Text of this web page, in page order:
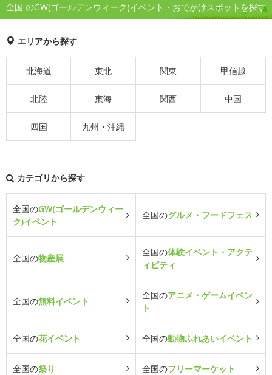
全国 のGW(ゴールデンウィーク)イベント・おでかけスポットを探す
エリアから探す
北海道 東北 関東 甲信越
北陸 東海 関西 中国
四国 九州・沖縄
カテゴリから探す
全国のGW(ゴールデンウィー
ク)イベント
全国のグルメ・フードフェス
全国の物産展
全国の体験イベント・アクテ
ィビティ
全国の無料イベント
全国のアニメ・ゲームイベン
ト
全国の花イベント 全国の動物ふれあいイベント
全国の祭り 全国のフリーマーケット